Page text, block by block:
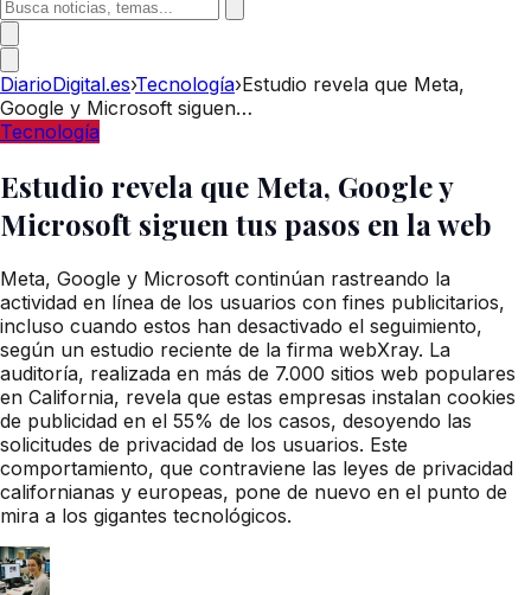
DiarioDigital.es›Tecnología›Estudio revela que Meta,
Google y Microsoft siguen…
Tecnología
Estudio revela que Meta, Google y
Microsoft siguen tus pasos en la web
Meta, Google y Microsoft continúan rastreando la
actividad en línea de los usuarios con fines publicitarios,
incluso cuando estos han desactivado el seguimiento,
según un estudio reciente de la firma webXray. La
auditoría, realizada en más de 7.000 sitios web populares
en California, revela que estas empresas instalan cookies
de publicidad en el 55% de los casos, desoyendo las
solicitudes de privacidad de los usuarios. Este
comportamiento, que contraviene las leyes de privacidad
californianas y europeas, pone de nuevo en el punto de
mira a los gigantes tecnológicos.